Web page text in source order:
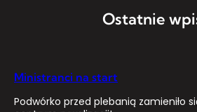
Ostatnie
Ministranci na start
Podwórko przed plebanią zamieniło